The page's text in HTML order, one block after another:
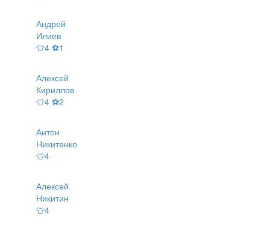
Андрей
Илиев
👕4 ⚽1
Алексей
Кириллов
👕4 ⚽2
Антон
Никитенко
👕4
Алексей
Никитин
👕4